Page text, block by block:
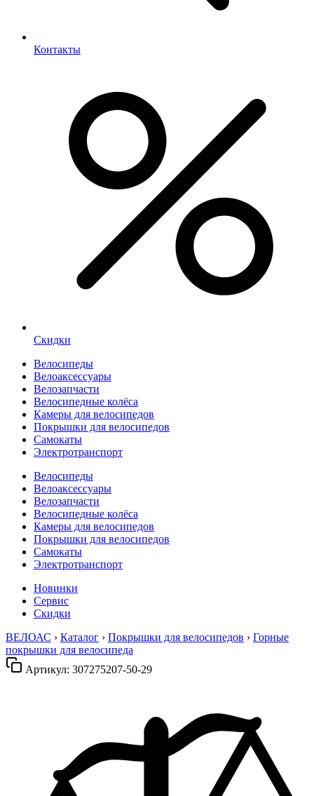
Контакты
Скидки
Велосипеды
Велоаксессуары
Велозапчасти
Велосипедные колёса
Камеры для велосипедов
Покрышки для велосипедов
Самокаты
Электротранспорт
Велосипеды
Велоаксессуары
Велозапчасти
Велосипедные колёса
Камеры для велосипедов
Покрышки для велосипедов
Самокаты
Электротранспорт
Новинки
Сервис
Скидки
ВЕЛОАС › Каталог › Покрышки для велосипедов › Горные
покрышки для велосипеда
Артикул: 307275207-50-29